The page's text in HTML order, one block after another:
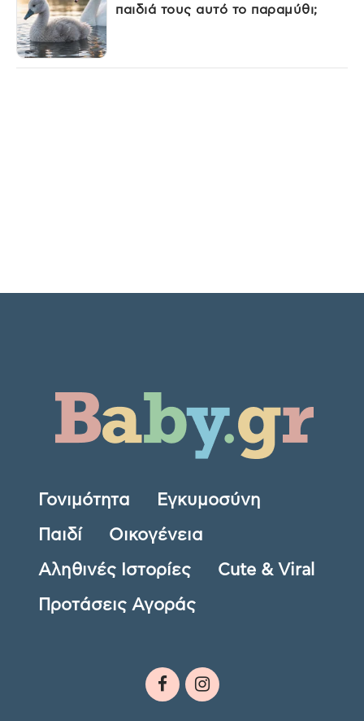
παιδιά τους αυτό το παραμύθι;
Γονιμότητα Εγκυμοσύνη
Παιδί Οικογένεια
Αληθινές Ιστορίες Cute & Viral
Προτάσεις Αγοράς